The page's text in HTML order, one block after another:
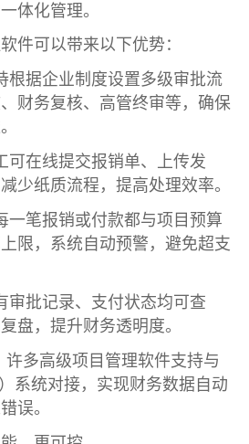
体化管理。
件可以带来以下优势：
根据企业制度设置多级审批流
财务复核、高管终审等，确保
可在线提交报销单、上传发
少纸质流程，提高处理效率。
一笔报销或付款都与项目预算
限，系统自动预警，避免超支
审批记录、支付状态均可查
盘，提升财务透明度。
许多高级项目管理软件支持与
系统对接，实现财务数据自动
误。